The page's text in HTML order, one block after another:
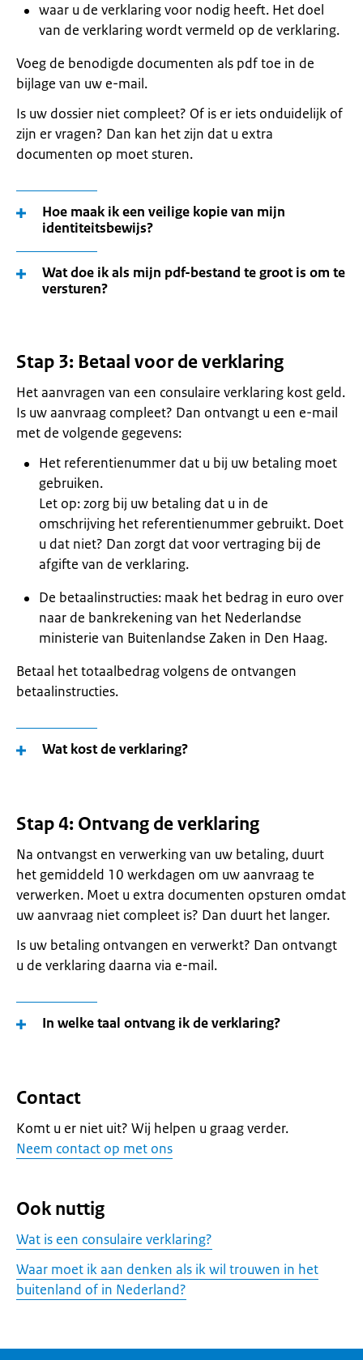
waar u de verklaring voor nodig heeft. Het doel
van de verklaring wordt vermeld op de verklaring.
Voeg de benodigde documenten als pdf toe in de
bijlage van uw e-mail.
Is uw dossier niet compleet? Of is er iets onduidelijk of
zijn er vragen? Dan kan het zijn dat u extra
documenten op moet sturen.
Hoe maak ik een veilige kopie van mijn
identiteitsbewijs?
Wat doe ik als mijn pdf-bestand te groot is om te
versturen?
Stap 3: Betaal voor de verklaring
Het aanvragen van een consulaire verklaring kost geld.
Is uw aanvraag compleet? Dan ontvangt u een e-mail
met de volgende gegevens:
Het referentienummer dat u bij uw betaling moet
gebruiken.
Let op: zorg bij uw betaling dat u in de
omschrijving het referentienummer gebruikt. Doet
u dat niet? Dan zorgt dat voor vertraging bij de
afgifte van de verklaring.
De betaalinstructies: maak het bedrag in euro over
naar de bankrekening van het Nederlandse
ministerie van Buitenlandse Zaken in Den Haag.
Betaal het totaalbedrag volgens de ontvangen
betaalinstructies.
Wat kost de verklaring?
Stap 4: Ontvang de verklaring
Na ontvangst en verwerking van uw betaling, duurt
het gemiddeld 10 werkdagen om uw aanvraag te
verwerken. Moet u extra documenten opsturen omdat
uw aanvraag niet compleet is? Dan duurt het langer.
Is uw betaling ontvangen en verwerkt? Dan ontvangt
u de verklaring daarna via e-mail.
In welke taal ontvang ik de verklaring?
Contact
Komt u er niet uit? Wij helpen u graag verder.
Neem contact op met ons
Ook nuttig
Wat is een consulaire verklaring?
Waar moet ik aan denken als ik wil trouwen in het
buitenland of in Nederland?